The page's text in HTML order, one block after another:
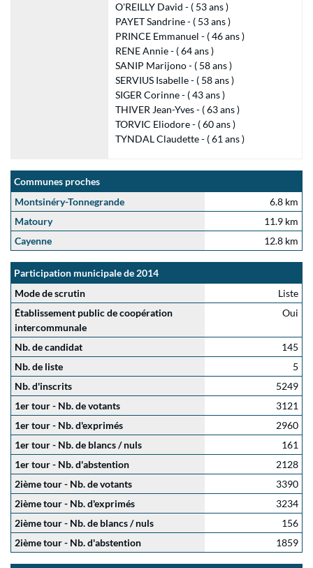
O'REILLY David - ( 53 ans )
PAYET Sandrine - ( 53 ans )
PRINCE Emmanuel - ( 46 ans )
RENE Annie - ( 64 ans )
SANIP Marijono - ( 58 ans )
SERVIUS Isabelle - ( 58 ans )
SIGER Corinne - ( 43 ans )
THIVER Jean-Yves - ( 63 ans )
TORVIC Eliodore - ( 60 ans )
TYNDAL Claudette - ( 61 ans )
Communes proches
Montsinéry-Tonnegrande
6.8 km
Matoury
11.9 km
Cayenne
12.8 km
Participation municipale de 2014
Mode de scrutin
Liste
Établissement public de coopération
intercommunale
Oui
Nb. de candidat
145
Nb. de liste
5
Nb. d'inscrits
5249
1er tour - Nb. de votants
3121
1er tour - Nb. d'exprimés
2960
1er tour - Nb. de blancs / nuls
161
1er tour - Nb. d'abstention
2128
2ième tour - Nb. de votants
3390
2ième tour - Nb. d'exprimés
3234
2ième tour - Nb. de blancs / nuls
156
2ième tour - Nb. d'abstention
1859